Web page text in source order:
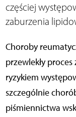
częściej
zaburzenia
Choroby
przewlekły
ryzykiem
szczególnie
piśmiennictwa